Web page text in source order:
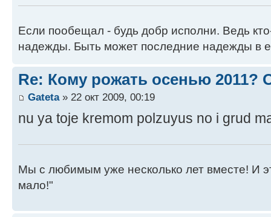
Если пообещал - будь добр исполни. Ведь
надежды. Быть может последние надежды в
Re: Кому рожать осенью 2011?
Gateta» 22 окт 2009, 00:19
nu ya toje kremom polzuyus no i grud
Мы с любимым уже несколько лет вместе! И
мало!"